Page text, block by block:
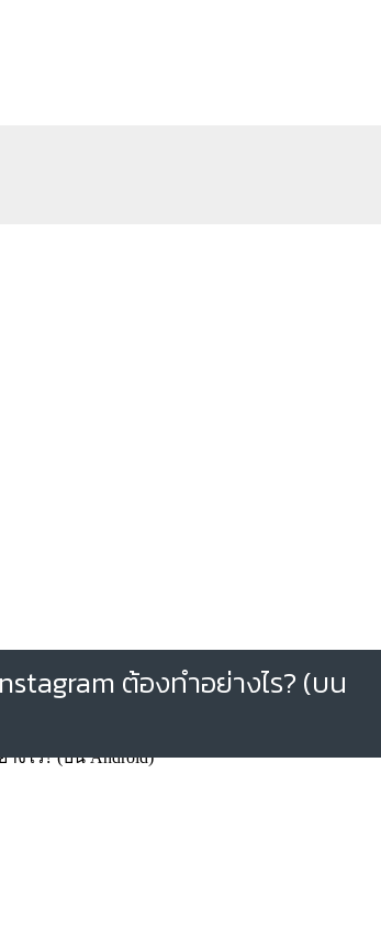
ต้องทำอย่างไร? (บน